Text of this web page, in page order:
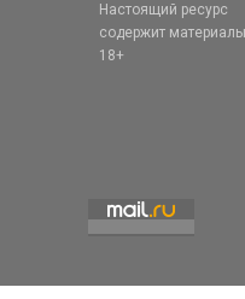
Настоящий ресурс
содержит
18+